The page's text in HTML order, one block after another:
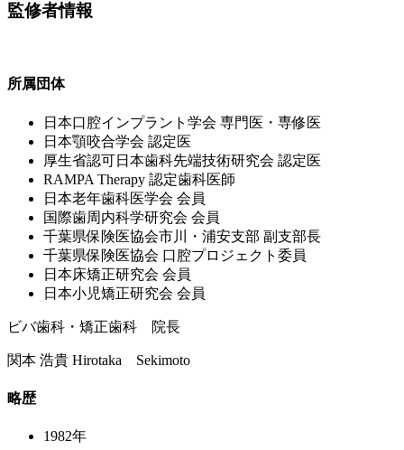
監修者情報
所属団体
⽇本⼝腔インプラント学会 専⾨医・専修医
⽇本顎咬合学会 認定医
厚⽣省認可⽇本⻭科先端技術研究会 認定医
RAMPA Therapy 認定⻭科医師
⽇本⽼年⻭科医学会 会員
国際⻭周内科学研究会 会員
千葉県保険医協会市川・浦安⽀部 副⽀部⻑
千葉県保険医協会 ⼝腔プロジェクト委員
⽇本床矯正研究会 会員
⽇本⼩児矯正研究会 会員
ビバ歯科・矯正歯科 院長
関本 浩貴 Hirotaka Sekimoto
略歴
1982年